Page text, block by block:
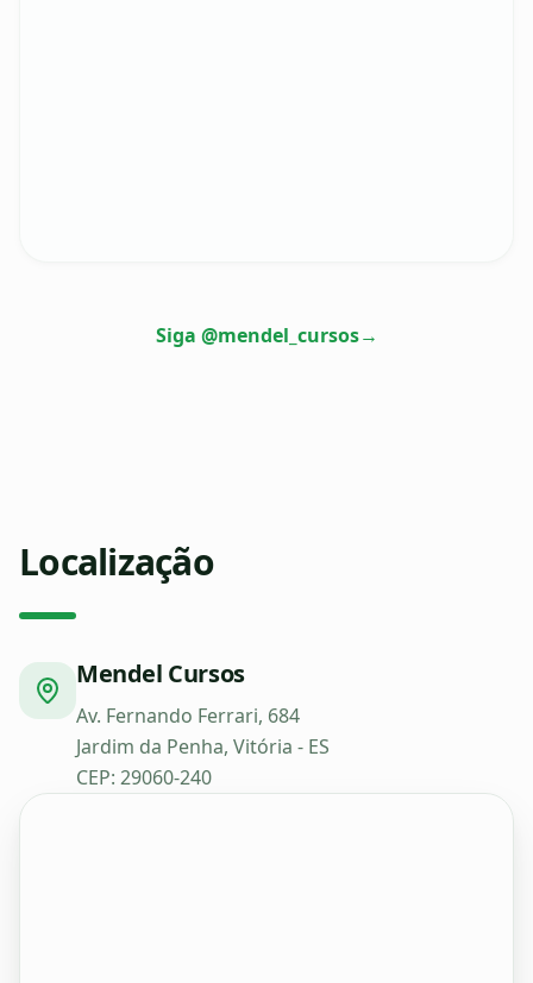
Siga @mendel_cursos→
Localização
Mendel Cursos
Av. Fernando Ferrari, 684
Jardim da Penha, Vitória - ES
CEP: 29060-240